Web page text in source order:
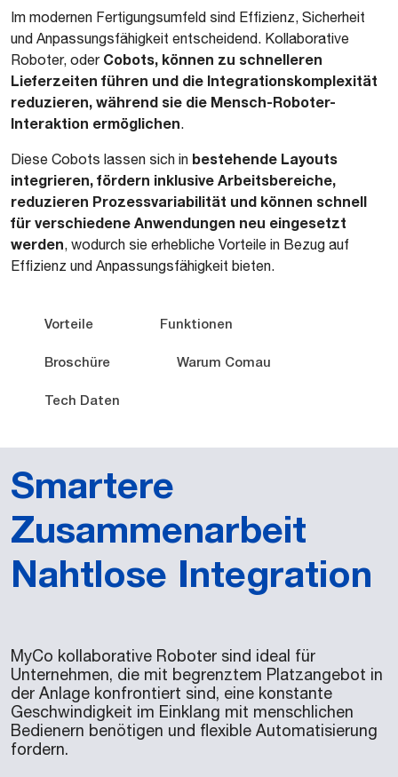
Im modernen Fertigungsumfeld sind Effizienz, Sicherheit
und Anpassungsfähigkeit entscheidend. Kollaborative
Roboter, oder Cobots, können zu schnelleren
Lieferzeiten führen und die Integrationskomplexität
reduzieren, während sie die Mensch-Roboter-
Interaktion ermöglichen.
Diese Cobots lassen sich in bestehende Layouts
integrieren, fördern inklusive Arbeitsbereiche,
reduzieren Prozessvariabilität und können schnell
für verschiedene Anwendungen neu eingesetzt
werden, wodurch sie erhebliche Vorteile in Bezug auf
Effizienz und Anpassungsfähigkeit bieten.
Vorteile Funktionen
Broschüre Warum Comau
Tech Daten
Smartere
Zusammenarbeit
Nahtlose Integration
MyCo kollaborative Roboter sind ideal für
Unternehmen, die mit begrenztem Platzangebot in
der Anlage konfrontiert sind, eine konstante
Geschwindigkeit im Einklang mit menschlichen
Bedienern benötigen und flexible Automatisierung
fordern.